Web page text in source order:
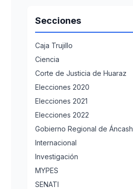
Secciones
Caja Trujillo
Ciencia
Corte de Justicia de Huaraz
Elecciones 2020
Elecciones 2021
Elecciones 2022
Gobierno Regional de Áncash
Internacional
Investigación
MYPES
SENATI